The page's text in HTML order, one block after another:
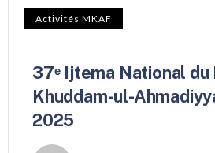
Activités MKAF
37ᵉ Ijtema National du
Khuddam-ul-
2025